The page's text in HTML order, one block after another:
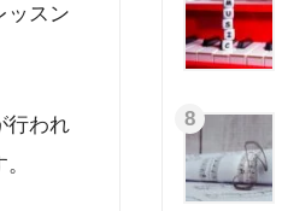
ッスン
行われ